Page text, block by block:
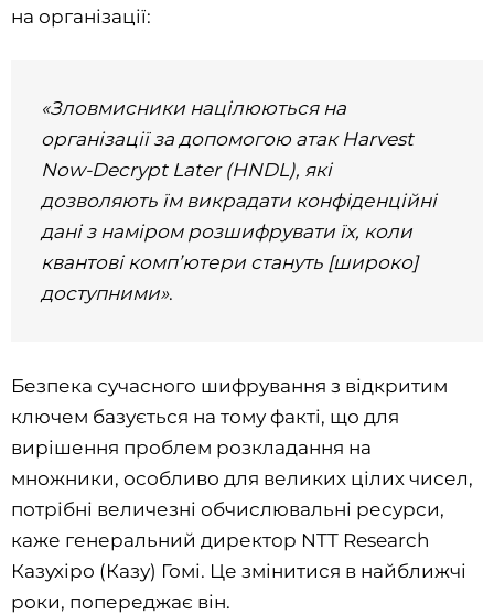
на організації:
«Зловмисники націлюються на
організації за допомогою атак Harvest
Now-Decrypt Later (HNDL), які
дозволяють їм викрадати конфіденційні
дані з наміром розшифрувати їх, коли
квантові комп’ютери стануть [широко]
доступними».
Безпека сучасного шифрування з відкритим
ключем базується на тому факті, що для
вирішення проблем розкладання на
множники, особливо для великих цілих чисел,
потрібні величезні обчислювальні ресурси,
каже генеральний директор NTT Research
Казухіро (Казу) Гомі. Це змінитися в найближчі
роки, попереджає він.